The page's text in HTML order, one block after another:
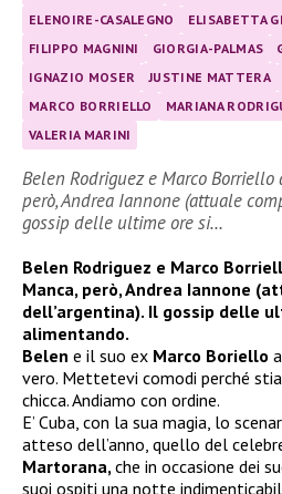
ELENOIRE-CASALEGNO
ELISABETTA
FILIPPO MAGNINI
GIORGIA-PALMAS
IGNAZIO MOSER
JUSTINE MATTERA
MARCO BORRIELLO
MARIANA
VALERIA MARINI
Belen Rodriguez e Marco Borriello
però, Andrea Iannone (attuale
gossip delle ultime ore si…
Belen Rodriguez e Marco
Manca, però, Andrea Iannone
dell’argentina). Il gossip delle
alimentando.
Belen e il suo ex Marco Boriello
vero. Mettetevi comodi perché
chicca. Andiamo con ordine.
E’ Cuba, con la sua magia, lo
atteso dell’anno, quello del
Martorana,che in occasione dei
suoi ospiti una notte